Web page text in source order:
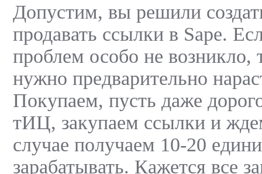
Допустим, вы решили
продавать ссылки в Sape.
проблем особо не возникло,
нужно предварительно
Покупаем, пусть даже
тИЦ, закупаем ссылки и
случае получаем 10-20
зарабатывать. Кажется все